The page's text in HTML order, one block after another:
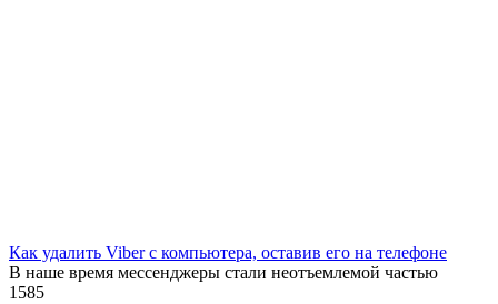
Как удалить Viber с компьютера, оставив его на телефоне
В наше время мессенджеры стали неотъемлемой частью
1 585